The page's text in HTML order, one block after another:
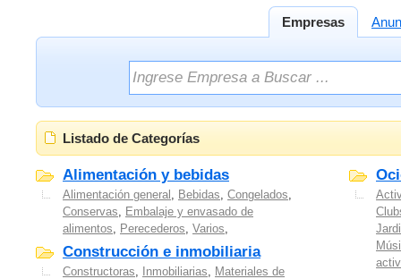
Empresas
Listado de Categorías
Alimentación y bebidas
Alimentación general , Bebidas, Congelados,
Conservas, Embalaje y envasado de
alimentos, Perecederos, Varios,
Construcción e inmobiliaria
Constructoras, Inmobiliarias, Materiales de